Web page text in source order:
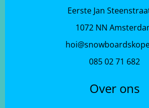
Eerste Jan
1072 NN
085 02 71 682
Over ons